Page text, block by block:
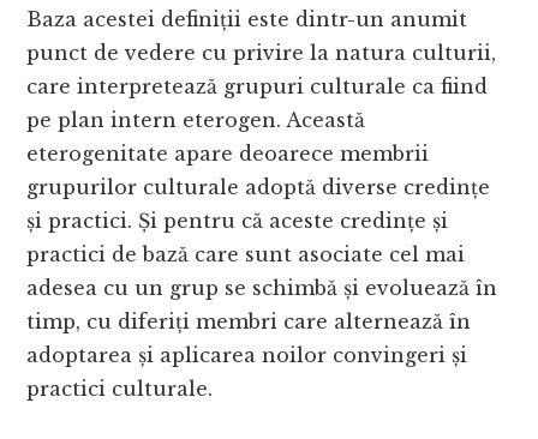
Baza acestei definiții este dintr-un anumit
punct de vedere cu privire la natura culturii,
care interpretează grupuri culturale ca fiind
pe plan intern eterogen. Această
eterogenitate apare deoarece membrii
grupurilor culturale adoptă diverse credințe
și practici. Și pentru că aceste credințe și
practici de bază care sunt asociate cel mai
adesea cu un grup se schimbă și evoluează în
timp, cu diferiți membri care alternează în
adoptarea și aplicarea noilor convingeri și
practici culturale.